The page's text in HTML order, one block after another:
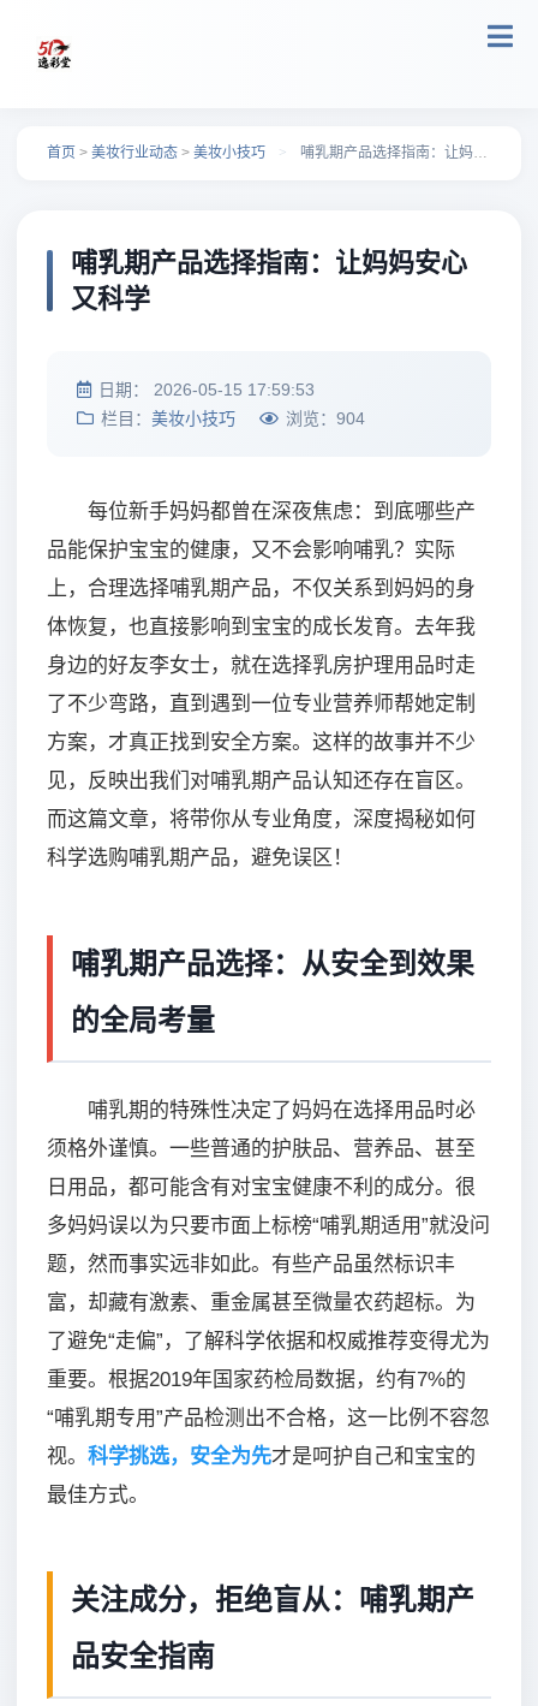
首页 > 美妆行业动态 > 美妆小技巧 > 哺乳期产品选择指南：让妈妈安心又科学
哺乳期产品选择指南：让妈妈安心
又科学
日期： 2026-05-15 17:59:53
栏目： 美妆小技巧 浏览： 904
每位新手妈妈都曾在深夜焦虑：到底哪些产
品能保护宝宝的健康，又不会影响哺乳？实际
上，合理选择哺乳期产品，不仅关系到妈妈的身
体恢复，也直接影响到宝宝的成长发育。去年我
身边的好友李女士，就在选择乳房护理用品时走
了不少弯路，直到遇到一位专业营养师帮她定制
方案，才真正找到安全方案。这样的故事并不少
见，反映出我们对哺乳期产品认知还存在盲区。
而这篇文章，将带你从专业角度，深度揭秘如何
科学选购哺乳期产品，避免误区！
哺乳期产品选择：从安全到效果
的全局考量
哺乳期的特殊性决定了妈妈在选择用品时必
须格外谨慎。一些普通的护肤品、营养品、甚至
日用品，都可能含有对宝宝健康不利的成分。很
多妈妈误以为只要市面上标榜“哺乳期适用”就没问
题，然而事实远非如此。有些产品虽然标识丰
富，却藏有激素、重金属甚至微量农药超标。为
了避免“走偏”，了解科学依据和权威推荐变得尤为
重要。根据2019年国家药检局数据，约有7%的
“哺乳期专用”产品检测出不合格，这一比例不容忽
视。 科学挑选，安全为先才是呵护自己和宝宝的
最佳方式。
关注成分，拒绝盲从：哺乳期产
品安全指南